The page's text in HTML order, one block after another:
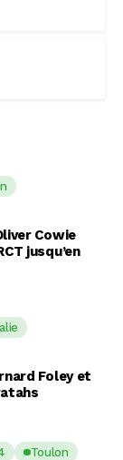
Cowie
jusqu’en
Foley et
Toulon